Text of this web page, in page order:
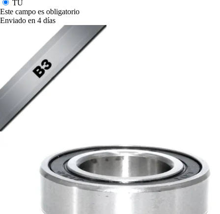
TU
Este campo es obligatorio
Enviado en 4 días